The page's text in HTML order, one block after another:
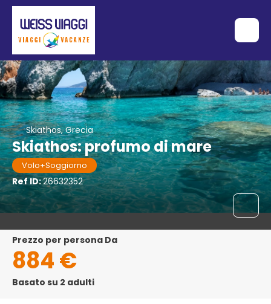
Skiathos, Grecia
Skiathos: profumo di mare
Volo+Soggiorno
Ref ID:26632352
Prezzo per persona Da
884 €
Basato su 2 adulti